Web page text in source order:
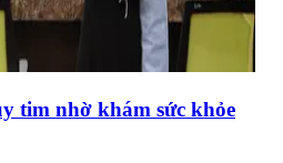
tim nhờ khám sức khỏe